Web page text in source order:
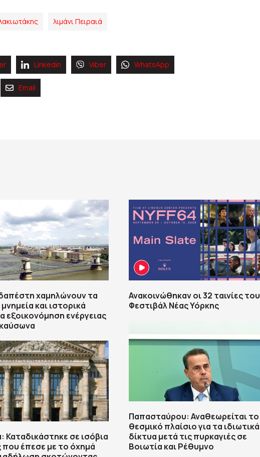
λιμάνι Πειραιά
Linkedin Viber WhatsApp
Email
χαμηλώνουν τα
και ιστορικά
εξοικονόμηση ενέργειας
Καταδικάστηκε σε ισόβια
έπεσε με το όχημά
Ανακοινώθηκαν οι 32 ταινίες του
Φεστιβάλ Νέας Υόρκης
Παπασταύρου: Αναθεωρείται το
θεσμικό πλαίσιο για τα ιδιωτικά
δίκτυα μετά τις πυρκαγιές σε
Βοιωτία και Ρέθυμνο